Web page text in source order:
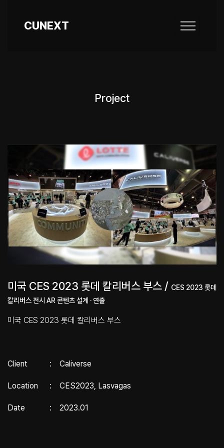
CUNEXT
Project
미국 CES 2023 롯데 칼리버스 부스 / CES 2023 롯데
칼리버스 전시 AR 콘텐츠 설계 · 연출
미국 CES 2023 롯데 칼리버스 부스
Client : Caliverse
Location : CES2023, Lasvagas
Date : 2023.01